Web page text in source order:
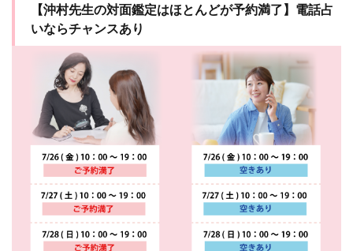
【沖村先生の対面鑑定はほとんどが予約満了】電話占
いならチャンスあり